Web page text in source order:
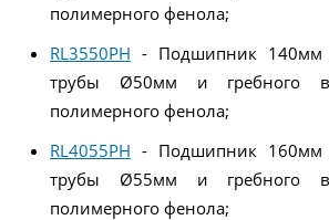
полимерного фенола;
RL3550PH - Подшипник 140мм
трубы Ø50мм и гребного
полимерного фенола;
RL4055PH - Подшипник 160мм
трубы Ø55мм и гребного
полимерного фенола;